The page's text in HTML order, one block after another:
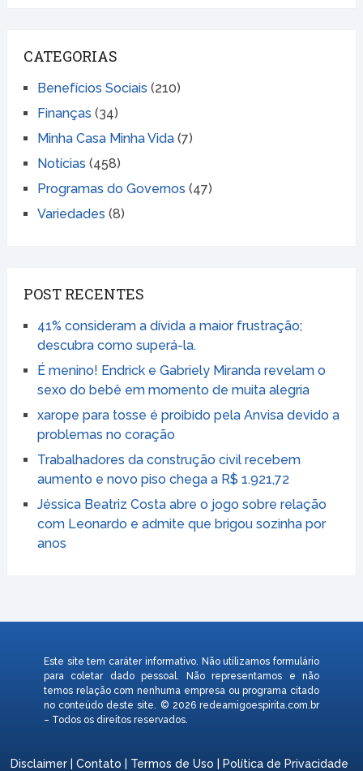
CATEGORIAS
Benefícios Sociais (210)
Finanças (34)
Minha Casa Minha Vida(7)
Notícias (458)
Programas do Governos (47)
Variedades (8)
POST RECENTES
41% consideram a dívida a maior frustração;
descubra como superá-la.
É menino! Endrick e Gabriely Miranda revelam o
sexo do bebê em momento de muita alegria
xarope para tosse é proibido pela Anvisa devido a
problemas no coração
Trabalhadores da construção civil recebem
aumento e novo piso chega a R$ 1.921,72
Jéssica Beatriz Costa abre o jogo sobre relação
com Leonardo e admite que brigou sozinha por
anos
Este site tem caráter informativo. Não utilizamos formulário
para coletar dado pessoal. Não representamos e não
temos relação com nenhuma empresa ou programa citado
no conteúdo deste site. © 2026 redeamigoespirita.com.br
– Todos os direitos reservados.
Disclaimer |Contato Termos de Uso Política de Privacidade